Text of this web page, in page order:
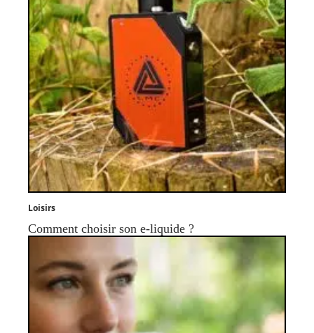
Loisirs
Comment choisir son e-liquide ?